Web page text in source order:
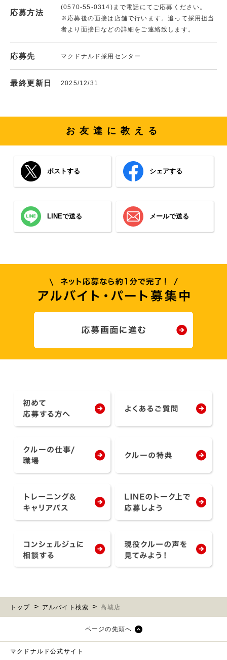
応募方法
(0570-55-0314)まで電話にてご応募ください。
※応募後の面接は店舗で行います。追って採用担当
者より面接日などの詳細をご連絡致します。
応募先 マクドナルド採用センター
最終更新日 2025/12/31
お友達に教える
ポストする シェアする
LINEで送る メールで送る
トップ アルバイト検索 高城店
ページの先頭へ
マクドナルド公式サイト